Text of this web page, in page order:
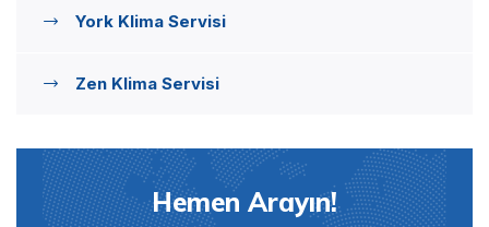
York Klima Servisi
Zen Klima Servisi
Hemen Arayın!